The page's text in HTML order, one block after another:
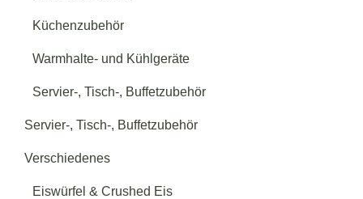
Küchenzubehör
Warmhalte- und Kühlgeräte
Servier-, Tisch-, Buffetzubehör
Servier-, Tisch-, Buffetzubehör
Verschiedenes
Eiswürfel & Crushed Eis